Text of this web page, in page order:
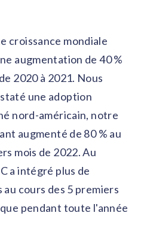
croissance mondiale
augmentation de 40 %
2020 à 2021. Nous
une adoption
nord-américain, notre
augmenté de 80 % au
mois de 2022. Au
a intégré plus de
cours des 5 premiers
pendant toute l'année